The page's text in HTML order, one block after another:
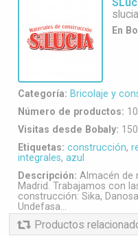
En
Categoría: Bricolaje y
Número de productos:
Visitas desde Bobaly:
Etiquetas: construcción,
integrales, azul
Descripción: Almacén de
Madrid. Trabajamos con
construcción: Sika,
Undefasa...
Productos